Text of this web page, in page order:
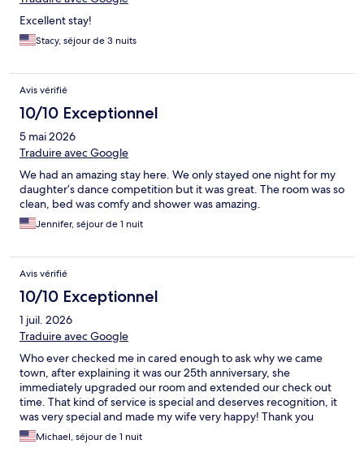
Excellent stay!
Stacy, séjour de 3 nuits
Avis vérifié
10/10 Exceptionnel
5 mai 2026
Traduire avec Google
We had an amazing stay here. We only stayed one night for my
daughter’s dance competition but it was great. The room was so
clean, bed was comfy and shower was amazing.
Jennifer, séjour de 1 nuit
Avis vérifié
10/10 Exceptionnel
1 juil. 2026
Traduire avec Google
Who ever checked me in cared enough to ask why we came
town, after explaining it was our 25th anniversary, she
immediately upgraded our room and extended our check out
time. That kind of service is special and deserves recognition, it
was very special and made my wife very happy! Thank you
again!Michael, séjour de 1 nuit